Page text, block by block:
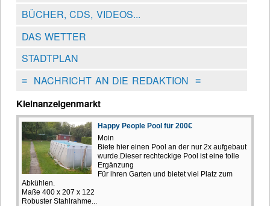
BÜCHER, CDS, VIDEOS...
DAS WETTER
STADTPLAN
≡NACHRICHT AN DIE REDAKTION ≡
Kleinanzeigenmarkt
Happy People Pool für 200€
Moin
Biete hier einen Pool an der nur 2x aufgebaut
wurde.Dieser rechteckige Pool ist eine tolle
Ergänzung
Für ihren Garten und bietet viel Platz zum
Abkühlen.
Maße 400 x 207 x 122
Robuster Stahlrahme...